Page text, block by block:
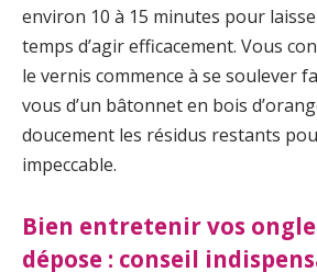
environ 10 à 15 minutes pour
temps d’agir efficacement. Vous
le vernis commence à se soulever
vous d’un bâtonnet en bois
doucement les résidus restants
impeccable.
Bien entretenir vos
dépose : conseil